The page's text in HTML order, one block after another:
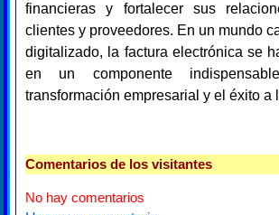
financieras y fortalecer sus
clientes y proveedores. En un mundo
digitalizado, la factura electrónica se
en un componente
transformación empresarial y el éxito a
Comentarios de los visitantes
No hay comentarios